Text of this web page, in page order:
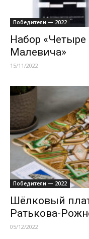
Победители — 2022
Набор
Малевича»
15/11/2022
Победители — 2022
Шёлковый
Ратькова-
05/12/2022